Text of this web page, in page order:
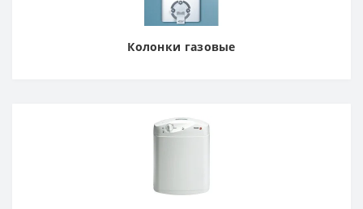
Колонки газовые